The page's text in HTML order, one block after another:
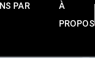
PAR
À
PROPOS